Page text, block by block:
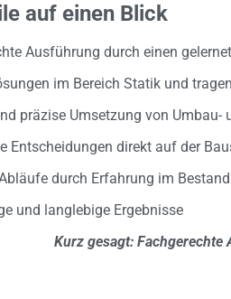
auf einen Blick
Ausführung durch einen
im Bereich Statik und
präzise Umsetzung von Umbau-
Entscheidungen direkt auf der
durch Erfahrung im Bestand
und langlebige Ergebnisse
Kurz gesagt: